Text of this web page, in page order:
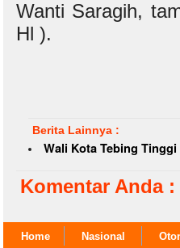
Wanti Saragih,
Hl ).
Berita Lainnya :
Wali Kota Tebing
Komentar Anda :
Home Nasional